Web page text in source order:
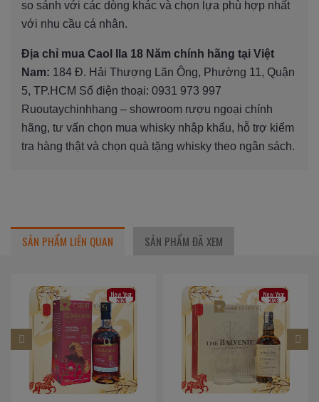
so sánh với các dòng khác và chọn lựa phù hợp nhất
với nhu cầu cá nhân.
Địa chỉ mua Caol Ila 18 Năm chính hãng tại Việt
Nam: 184 Đ. Hải Thượng Lãn Ông, Phường 11, Quận
5, TP.HCM Số điện thoại: 0931 973 997
Ruoutaychinhhang – showroom rượu ngoại chính
hãng, tư vấn chọn mua whisky nhập khẩu, hỗ trợ kiểm
tra hàng thật và chọn quà tặng whisky theo ngân sách.
SẢN PHẨM LIÊN QUAN SẢN PHẨM ĐÃ XEM
New Year
2026
New Year
2026